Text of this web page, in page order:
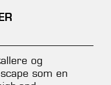
og
som en